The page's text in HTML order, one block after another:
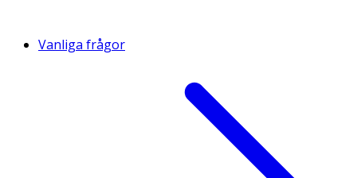
Vanliga frågor